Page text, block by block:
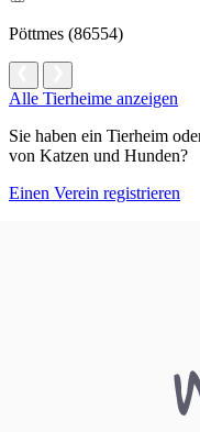
Pöttmes (86554)
Alle Tierheime anzeigen
Sie haben ein Tierheim
von Katzen und Hunden?
Einen Verein registrieren